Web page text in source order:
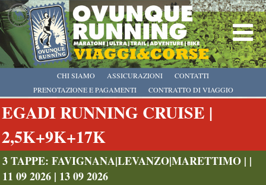
CHI SIAMO
PRENOTAZIONE E PAGAMENTI
CONTRATTO DI VIAGGIO
ASSICURAZIONI CONTATTI
EGADI RUNNING CRUISE |
2,5K+9K+17K
3 TAPPE: FAVIGNANA|LEVANZO|MARETTIMO | |
11 09 2026 | 13 09 2026